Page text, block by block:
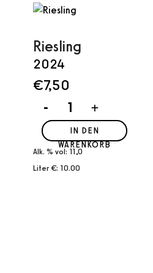
Riesling
2024
€7,50
-
Riesling
Menge+
IN DEN
WARENKORB
Alk. % vol: 11,0
Liter €: 10.00